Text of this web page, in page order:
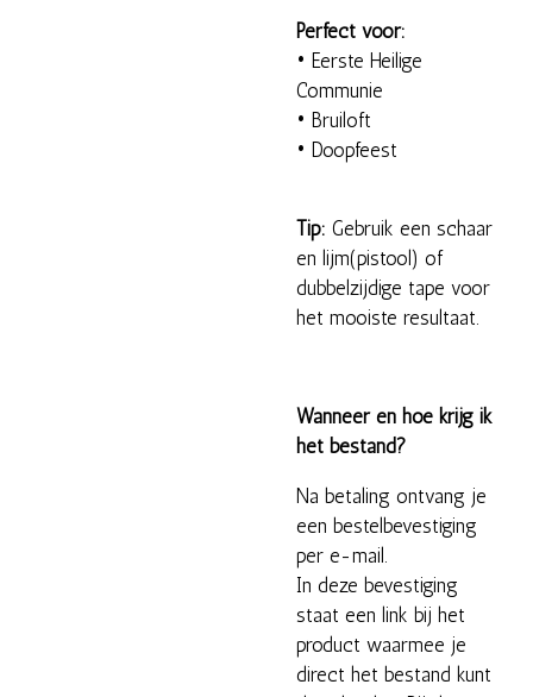
Perfect voor:
• Eerste Heilige
Communie
• Bruiloft
• Doopfeest
Tip: Gebruik een schaar
en lijm(pistool) of
dubbelzijdige tape voor
het mooiste resultaat.
Wanneer en hoe krijg ik
het bestand?
Na betaling ontvang je
een bestelbevestiging
per e-mail.
In deze bevestiging
staat een link bij het
product waarmee je
direct het bestand kunt